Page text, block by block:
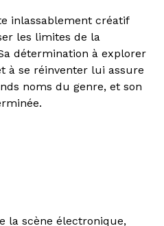
inlassablement créatif
les limites de la
détermination à explorer
à se réinventer lui assure
noms du genre, et son
la scène électronique,